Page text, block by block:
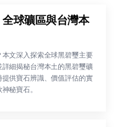
球礦區與台灣本
文深入探索全球黑碧璽主要
細揭秘台灣本土的黑碧璽礦
供寶石辨識、價值評估的實
秘寶石。